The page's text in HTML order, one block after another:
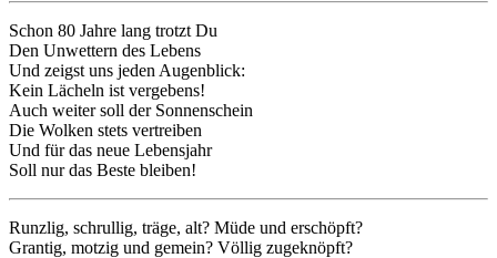
Schon 80 Jahre lang trotzt Du
Den Unwettern des Lebens
Und zeigst uns jeden Augenblick:
Kein Lächeln ist vergebens!
Auch weiter soll der Sonnenschein
Die Wolken stets vertreiben
Und für das neue Lebensjahr
Soll nur das Beste bleiben!
Runzlig, schrullig, träge, alt? Müde und erschöpft?
Grantig, motzig und gemein? Völlig zugeknöpft?